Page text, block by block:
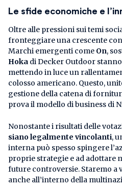
Le sfide economiche e
Oltre alle pressioni sui temi
fronteggiare una crescente
Marchi emergenti come On,
Hoka di Decker Outdoor
mettendo in luce un
colosso americano. Questo,
gestione della catena di
prova il modello di business di
Nonostante i risultati delle
siano legalmente vincolanti,
interna può spesso spingere
proprie strategie e ad adottare
future controversie. Staremo a
anche all’interno della